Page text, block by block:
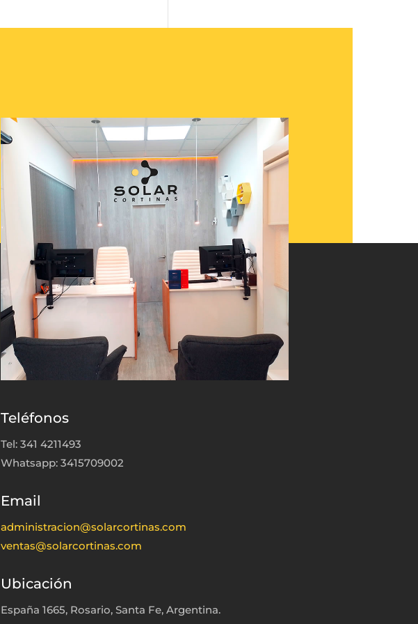
Teléfonos
Tel: 341 4211493
Whatsapp: 3415709002
Email
administracion@solarcortinas.com
ventas@solarcortinas.com
Ubicación
España 1665, Rosario, Santa Fe, Argentina.